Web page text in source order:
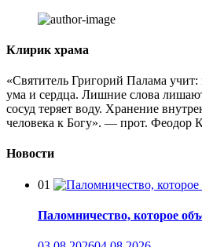
Клирик храма
«Святитель Григорий Палама
ума и сердца. Лишние слова
сосуд теряет воду. Хранение
человека к Богу». — прот. Феодор
Новости
01
Паломничество, которое